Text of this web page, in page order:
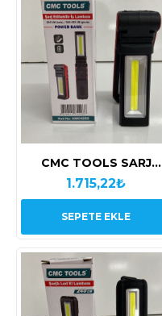
CMC TOOLS SARJ
EDİLEBİLİR İŞ LAMBASI
CMC4251
1.715,22₺
SEPETE EKLE